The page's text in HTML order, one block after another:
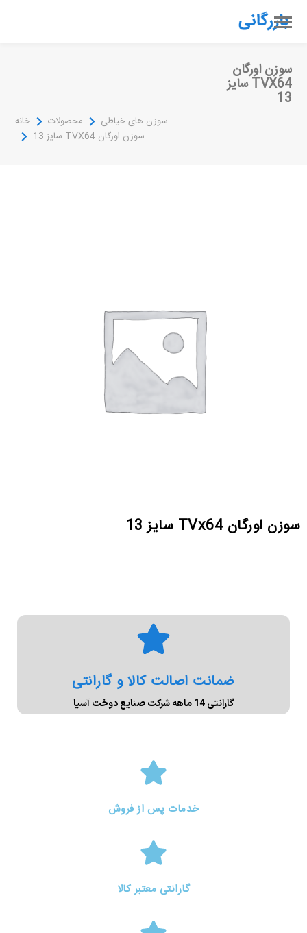
سوزن اورگان
TVX64 سایز
13
خانه محصولات
سوزن های خیاطی
سوزن اورگان TVX64 سایز 13
سوزن اورگان TVx64 سایز 13
ضمانت اصالت کالا و گارانتی
گارانتی 14 ماهه شرکت صنایع دوخت آسیا
خدمات پس از فروش
گارانتی معتبر کالا